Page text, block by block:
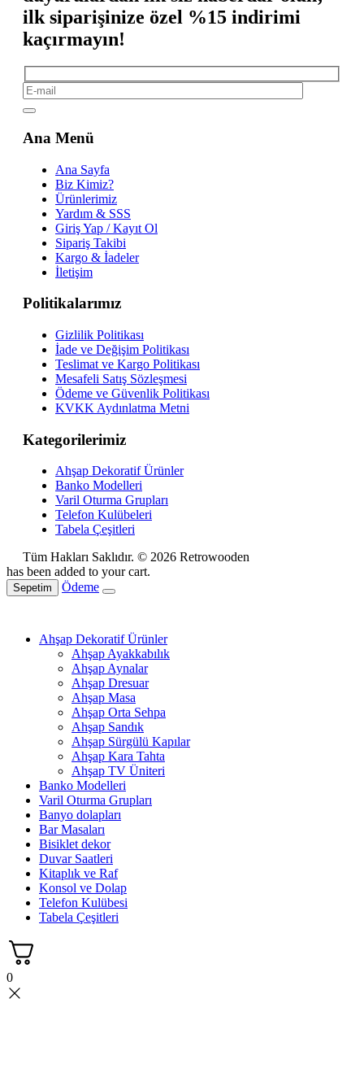
ilk siparişinize özel %15 indirimi
kaçırmayın!
Ana Menü
Ana Sayfa
Biz Kimiz?
Ürünlerimiz
Yardım & SSS
Giriş Yap / Kayıt Ol
Sipariş Takibi
Kargo & İadeler
İletişim
Politikalarımız
Gizlilik Politikası
İade ve Değişim Politikası
Teslimat ve Kargo Politikası
Mesafeli Satış Sözleşmesi
Ödeme ve Güvenlik Politikası
KVKK Aydınlatma Metni
Kategorilerimiz
Ahşap Dekoratif Ürünler
Banko Modelleri
Varil Oturma Grupları
Telefon Kulübeleri
Tabela Çeşitleri
Tüm Hakları Saklıdır. © 2026 Retrowooden
has been added to your cart.
Sepetim Ödeme
Ahşap Dekoratif Ürünler
Ahşap Ayakkabılık
Ahşap Aynalar
Ahşap Dresuar
Ahşap Masa
Ahşap Orta Sehpa
Ahşap Sandık
Ahşap Sürgülü Kapılar
Ahşap Kara Tahta
Ahşap TV Üniteri
Banko Modelleri
Varil Oturma Grupları
Banyo dolapları
Bar Masaları
Bisiklet dekor
Duvar Saatleri
Kitaplık ve Raf
Konsol ve Dolap
Telefon Kulübesi
Tabela Çeşitleri
0